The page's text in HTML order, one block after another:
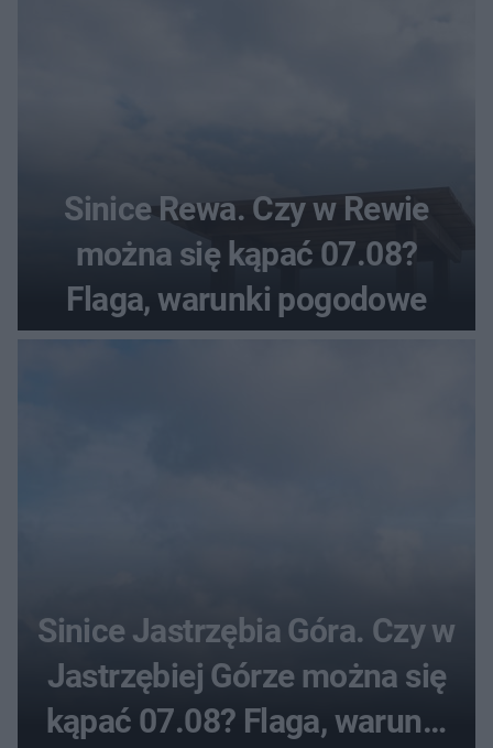
Sinice Rewa. Czy w Rewie
można się kąpać 07.08?
Flaga, warunki pogodowe
Sinice Jastrzębia Góra. Czy w
Jastrzębiej Górze można się
kąpać 07.08? Flaga, warunki